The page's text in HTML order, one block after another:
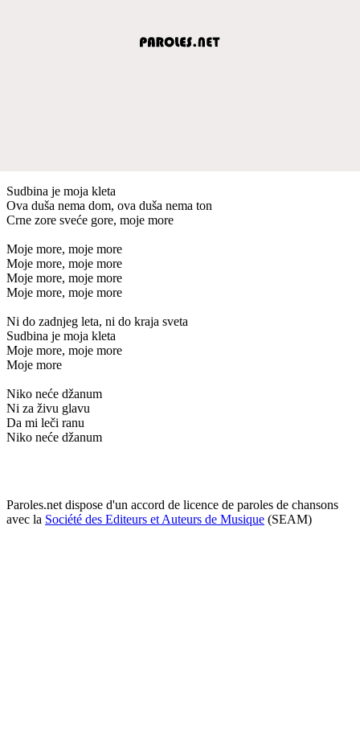
Sudbina je moja kleta
Ova duša nema dom, ova duša nema ton
Crne zore sveće gore, moje more
Moje more, moje more
Moje more, moje more
Moje more, moje more
Moje more, moje more
Ni do zadnjeg leta, ni do kraja sveta
Sudbina je moja kleta
Moje more, moje more
Moje more
Niko neće džanum
Ni za živu glavu
Da mi leči ranu
Niko neće džanum
Paroles.net dispose d'un accord de licence de paroles de chansons
avec la Société des Editeurs et Auteurs de Musique (SEAM)